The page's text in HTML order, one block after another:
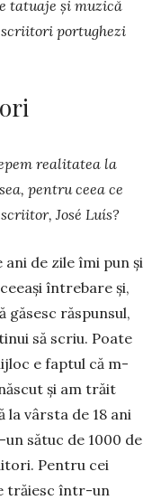
ta­tuaje și muzică
portu­ghezi
realitatea la
pen­tru ceea ce
José Luís?
ani de zile îmi pun și
întrebare și,
găsesc răs­punsul,
să scriu. Poate
e faptul că m-
și am trăit
la vârsta de 18 ani
sătuc de 1000 de
Pentru cei
trăiesc într-un